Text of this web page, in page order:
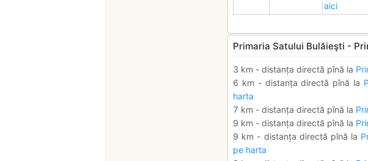
aici
Primaria Satului Bulăieşti -
3 km - distanța directă pînă la
6 km - distanța directă pînă la
harta
7 km - distanța directă pînă la
9 km - distanța directă pînă la
9 km - distanța directă pînă la
pe harta